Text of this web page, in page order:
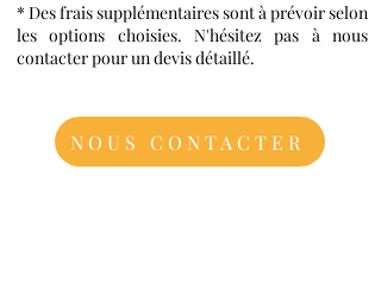
* Des frais supplémentaires sont à prévoir selon
les options choisies. N'hésitez pas à nous
contacter pour un devis détaillé.
NOUS CONTACTER